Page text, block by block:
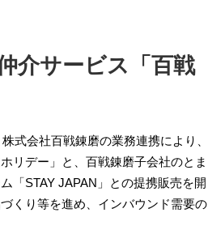
介サービス「百戦
式会社百戦錬磨の業務連携により、
リデー」と、百戦錬磨子会社のとま
「STAY JAPAN」との提携販売を開
くり等を進め、インバウンド需要の